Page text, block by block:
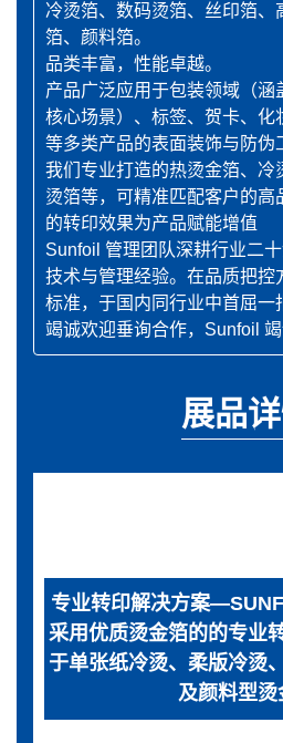
冷烫箔、数码烫箔、丝印箔、
箔、颜料箔。
品类丰富，性能卓越。
产品广泛应用于包装领域（涵
核心场景）、标签、贺卡、化
等多类产品的表面装饰与防伪
我们专业打造的热烫金箔、冷
烫箔等，可精准匹配客户的高
的转印效果为产品赋能增值
Sunfoil 管理团队深耕行业二
技术与管理经验。在品质把控
标准，于国内同行业中首屈一
竭诚欢迎垂询合作，Sunfoil
展品
专业转印解决方案
采用优质烫金箔的的专业
于单张纸冷烫、柔版冷烫
及颜料型烫